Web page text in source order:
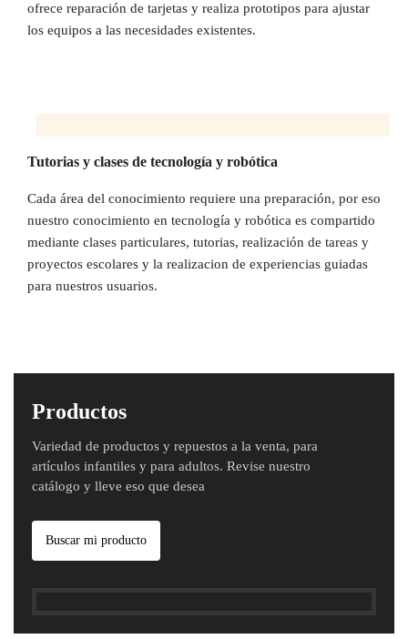
ofrece reparación de tarjetas y realiza prototipos para ajustar
los equipos a las necesidades existentes.
Tutorias y clases de tecnología y robótica
Cada área del conocimiento requiere una preparación, por eso
nuestro conocimiento en tecnología y robótica es compartido
mediante clases particulares, tutorias, realización de tareas y
proyectos escolares y la realizacion de experiencias guiadas
para nuestros usuarios.
Productos
Variedad de productos y repuestos a la venta, para
artículos infantiles y para adultos. Revise nuestro
catálogo y lleve eso que desea
Buscar mi producto